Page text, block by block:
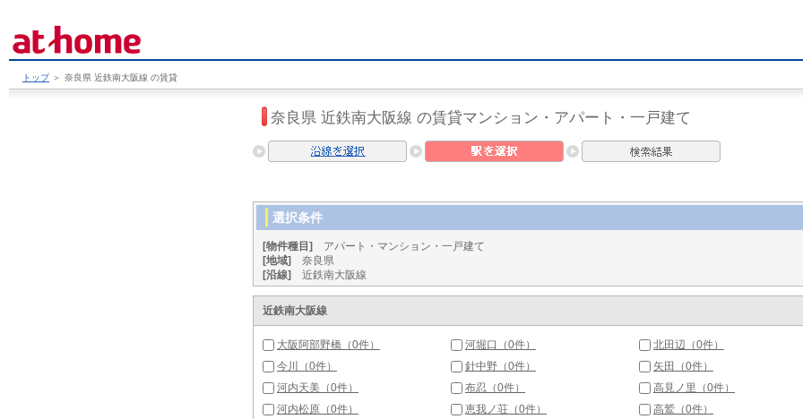
トップ ＞ 奈良県 近鉄南大阪線 の賃貸
奈良県 近鉄南大阪線 の賃貸マンション・アパート・一戸建て
選択条件
[物件種目]
アパート・マンション・一戸建て
[地域]
奈良県
[沿線]
近鉄南大阪線
近鉄南大阪線
大阪阿部野橋（0件） 河堀口（0件）
北田辺（0件）
今川（0件）
針中野（0件）
矢田（0件）
河内天美（0件）
布忍（0件）
高見ノ里（0件）
河内松原（0件）
恵我ノ荘（0件）
高鷲（0件）